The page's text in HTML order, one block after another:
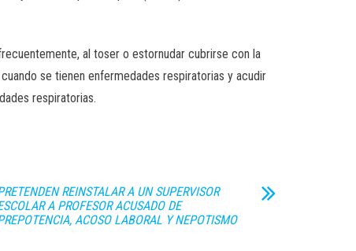
al toser o estornudar cubrirse con la
se tienen enfermedades respiratorias y acudir
respiratorias.
REINSTALAR A UN SUPERVISOR
A PROFESOR ACUSADO DE
ACOSO LABORAL Y NEPOTISMO